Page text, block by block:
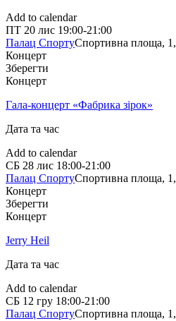
Add to calendar
ПТ 20 лис 19:00-21:00
Палац СпортуСпортивна площа,
Концерт
Зберегти
Концерт
Гала-концерт «Фабрика зірок»
Дата та час
Add to calendar
СБ 28 лис 18:00-21:00
Палац СпортуСпортивна площа,
Концерт
Зберегти
Концерт
Jerry Heil
Дата та час
Add to calendar
СБ 12 гру 18:00-21:00
Палац СпортуСпортивна площа,